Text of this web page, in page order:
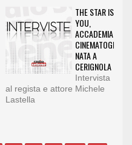
THE STAR IS
YOU,
ACCADEMIA
NATA A
CERIGNOLA
Intervista
al regista e attore Michele
Lastella